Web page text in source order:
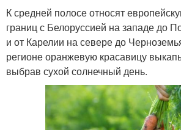
К средней полосе относят
границ с Белоруссией на западе до
и от Карелии на севере до
регионе оранжевую красавицу
выбрав сухой солнечный день.